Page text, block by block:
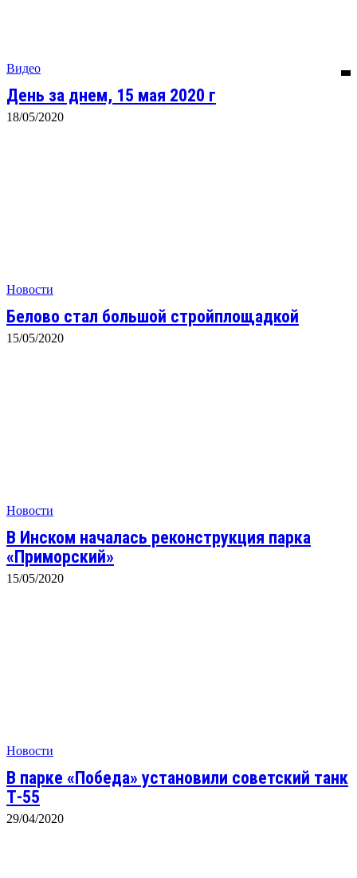
Видео
День за днем, 15 мая 2020 г
18/05/2020
Новости
Белово стал большой стройплощадкой
15/05/2020
Новости
В Инском началась реконструкция парка
«Приморский»
15/05/2020
Новости
В парке «Победа» установили советский танк
Т-55
29/04/2020